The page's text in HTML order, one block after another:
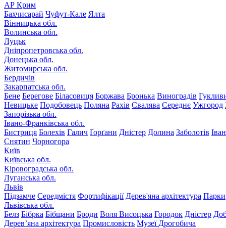
АР Крим
Бахчисарай Чуфут-Кале Ялта
Вінницька обл.
Волинська обл.
Луцьк
Дніпропетровська обл.
Донецька обл.
Житомирська обл.
Бердичів
Закарпатська обл.
Бене Берегове Біласовиця Боржава Бронька Виноградів
Невицьке Подобовець Поляна Рахів Свалява Середнє Ужгород
Запорізька обл.
Івано-Франківська обл.
Бистриця Болехів Галич Ґорґани Дністер Долина Заболотів
Снятин Чорногора
Київ
Київська обл.
Кіровоградська обл.
Луганська обл.
Львів
Підзамче Середмістя Фортифікації Дерев'яна архітектура Парки
Львівська обл.
Белз Бібрка Бібщани Броди Воля Висоцька Городок Дністер
Дерев’яна архітектура Промисловість Музеї Дрогобича